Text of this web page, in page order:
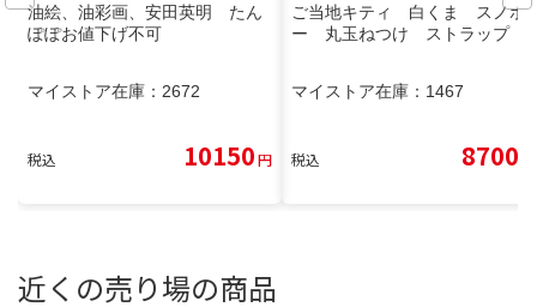
油絵、油彩画、安田英明 たん
ぽぽお値下げ不可
マイストア在庫： 2672
税込 10150円
ご当地キティ 白くま スノボ
ー 丸玉ねつけ ストラップ
マイストア在庫： 1467
税込 8700
近くの売り場の商品